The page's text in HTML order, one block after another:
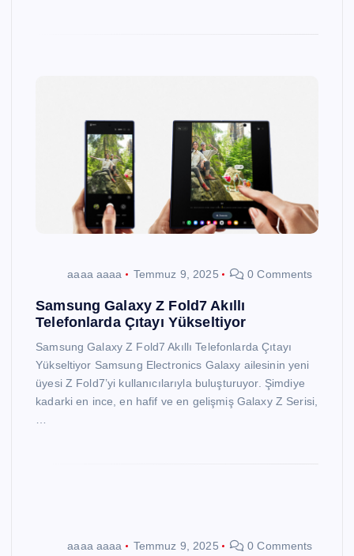
aaaa aaaa Temmuz 9, 2025 0 Comments
Samsung Galaxy Z Fold7 Akıllı
Telefonlarda Çıtayı Yükseltiyor
Samsung Galaxy Z Fold7 Akıllı Telefonlarda Çıtayı
Yükseltiyor Samsung Electronics Galaxy ailesinin yeni
üyesi Z Fold7’yi kullanıcılarıyla buluşturuyor. Şimdiye
kadarki en ince, en hafif ve en gelişmiş Galaxy Z Serisi,
aaaa aaaa Temmuz 9, 2025 0 Comments